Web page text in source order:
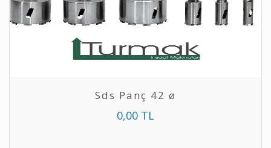
Sds Panç 42 ø
0,00 TL